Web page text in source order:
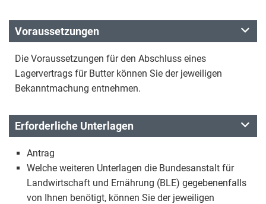
Voraussetzungen
Die Voraussetzungen für den Abschluss eines
Lagervertrags für Butter können Sie der jeweiligen
Bekanntmachung entnehmen.
Erforderliche Unterlagen
Antrag
Welche weiteren Unterlagen die Bundesanstalt für
Landwirtschaft und Ernährung (BLE) gegebenenfalls
von Ihnen benötigt, können Sie der jeweiligen